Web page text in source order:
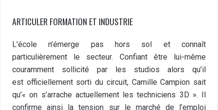
ARTICULER FORMATION ET INDUSTRIE
L’école n’émerge pas hors sol et connaît
particulièrement le secteur. Confiant être lui-même
couramment sollicité par les studios alors qu’il
est officiellement sorti du circuit, Camille Campion sait
qu’« on s’arrache actuellement les techniciens 3D ». Il
confirme ainsi la tension sur le marché de l’emploi